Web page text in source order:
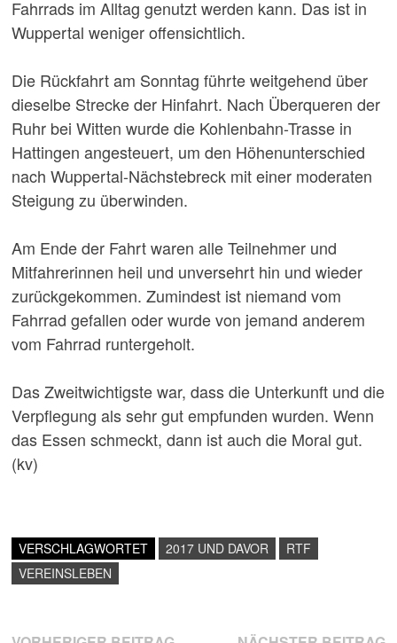
Fahrrads im Alltag genutzt werden kann. Das ist in
Wuppertal weniger offensichtlich.
Die Rückfahrt am Sonntag führte weitgehend über
dieselbe Strecke der Hinfahrt. Nach Überqueren der
Ruhr bei Witten wurde die Kohlenbahn-Trasse in
Hattingen angesteuert, um den Höhenunterschied
nach Wuppertal-Nächstebreck mit einer moderaten
Steigung zu überwinden.
Am Ende der Fahrt waren alle Teilnehmer und
Mitfahrerinnen heil und unversehrt hin und wieder
zurückgekommen. Zumindest ist niemand vom
Fahrrad gefallen oder wurde von jemand anderem
vom Fahrrad runtergeholt.
Das Zweitwichtigste war, dass die Unterkunft und die
Verpflegung als sehr gut empfunden wurden. Wenn
das Essen schmeckt, dann ist auch die Moral gut.
(kv)
VERSCHLAGWORTET 2017 UND DAVOR
RTF
VEREINSLEBEN